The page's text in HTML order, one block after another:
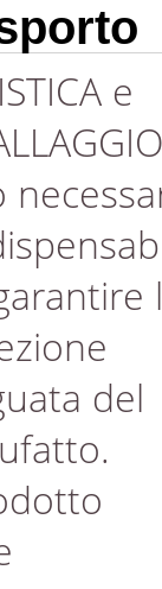
e
del